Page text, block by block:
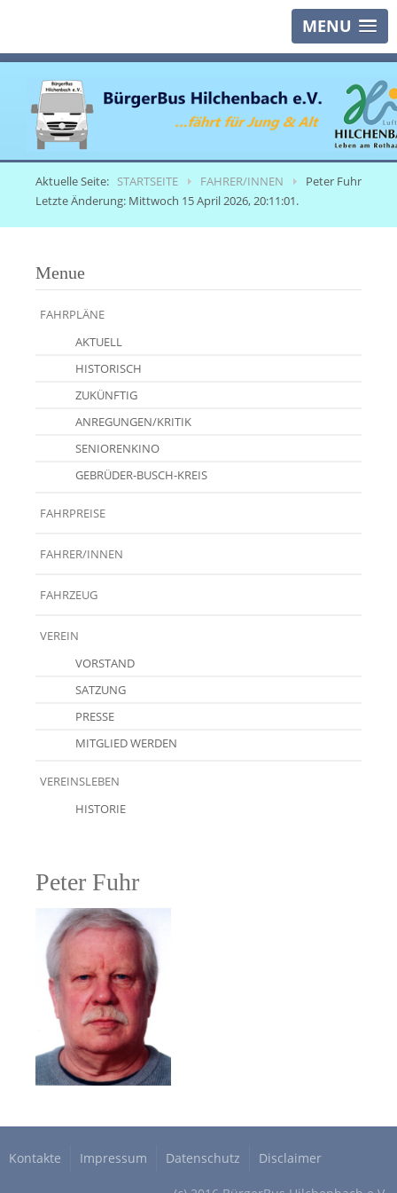
MENU
Aktuelle Seite: STARTSEITE FAHRER/INNEN
Peter Fuhr
Letzte Änderung: Mittwoch 15 April 2026, 20:11:01.
Menue
FAHRPLÄNE
AKTUELL
HISTORISCH
ZUKÜNFTIG
ANREGUNGEN/KRITIK
SENIORENKINO
GEBRÜDER-BUSCH-KREIS
FAHRPREISE
FAHRER/INNEN
FAHRZEUG
VEREIN
VORSTAND
SATZUNG
PRESSE
MITGLIED WERDEN
VEREINSLEBEN
HISTORIE
Peter Fuhr
Kontakte Impressum Datenschutz Disclaimer